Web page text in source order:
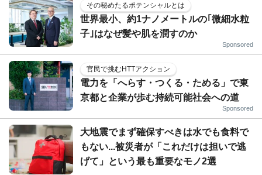
その秘めたるポテンシャルとは
世界最小、約1ナノメートルの｢微細水粒
子｣はなぜ髪や肌を潤すのか
Sponsored
官民で挑むHTTアクション
電力を「へらす・つくる・ためる」で東
京都と企業が歩む持続可能社会への道
Sponsored
大地震でまず確保すべきは水でも食料で
もない...被災者が「これだけは担いで逃
げて」という最も重要なモノ2選